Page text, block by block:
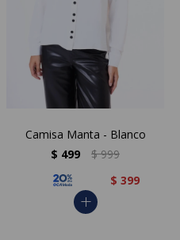
Camisa Manta - Blanco
$ 499 $ 999
$ 399
add